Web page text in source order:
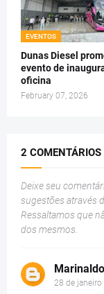
EVENTOS
Dunas Diesel
evento de
oficina
February 07, 2026
2 COMENTÁRIOS
Deixe seu
sugestões através
Ressaltamos que
dos mesmos.
28 de